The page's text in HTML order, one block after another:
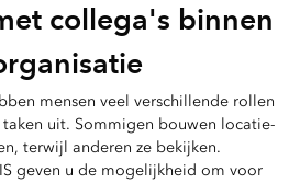
collega's binnen
mensen veel verschillende rollen
taken uit. Sommigen bouwen locatie-
terwijl anderen ze bekijken.
geven u de mogelijkheid om voor